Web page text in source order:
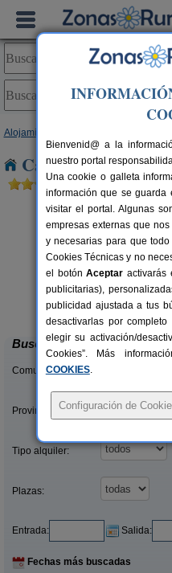
Alojamientos
Casas Rurales
Casa Rural La Cruz
Añora
Buscar
Comunidades:
Provincias/Islas:
Tipo alquiler:
Plazas:
Entrada: Salida:
Fechas más buscadas
Bienvenid@ a la
nuestro portal
Una cookie o galleta
información que se guarda
visitar el portal. Algunas
empresas externas que
y necesarias para que
Cookies Técnicas y no
el botónAceptar activarás
publicitarias),
publicidad ajustada a tus
desactivarlas por
elegir su activación/
Cookies”. Más
COOKIES.